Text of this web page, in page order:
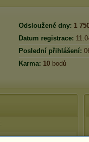
Odsloužené dny: 1
Datum registrace:
Poslední přihlášení:
Karma: 10 bodů